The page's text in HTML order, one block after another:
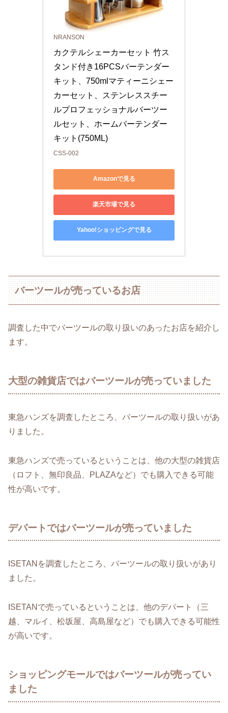
NRANSON
カクテルシェーカーセット 竹ス
タンド付き16PCSバーテンダー
キット、750mlマティーニシェー
カーセット、ステンレススチー
ルプロフェッショナルバーツー
ルセット、ホームバーテンダー
キット(750ML)
CSS-002
Amazonで見る
楽天市場で見る
Yahoo!ショッピングで見る
バーツールが売っているお店
調査した中でバーツールの取り扱いのあったお店を紹介し
ます。
大型の雑貨店ではバーツールが売っていました
東急ハンズを調査したところ、バーツールの取り扱いがあ
りました。
東急ハンズで売っているということは、他の大型の雑貨店
（ロフト、無印良品、PLAZAなど）でも購入できる可能
性が高いです。
デパートではバーツールが売っていました
ISETANを調査したところ、バーツールの取り扱いがあり
ました。
ISETANで売っているということは、他のデパート（三
越、マルイ、松坂屋、高島屋など）でも購入できる可能性
が高いです。
ショッピングモールではバーツールが売ってい
ました